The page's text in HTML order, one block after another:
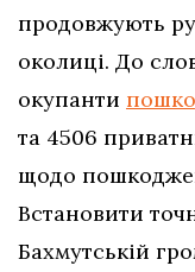
продовжують
околиці. До
окупанти
та 4506
щодо
Встановити
Бахмутській